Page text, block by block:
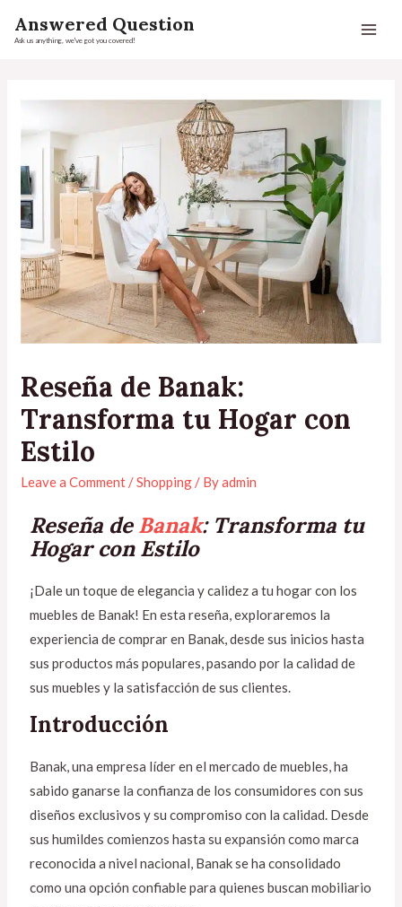
Answered Question
Ask us anything, we've got you covered!
Reseña de Banak:
Transforma tu Hogar con
Estilo
Leave a Comment /Shopping / Byadmin
Reseña deBanak: Transforma tu
Hogar con Estilo
¡Dale un toque de elegancia y calidez a tu hogar con los
muebles de Banak! En esta reseña, exploraremos la
experiencia de comprar en Banak, desde sus inicios hasta
sus productos más populares, pasando por la calidad de
sus muebles y la satisfacción de sus clientes.
Introducción
Banak, una empresa líder en el mercado de muebles, ha
sabido ganarse la confianza de los consumidores con sus
diseños exclusivos y su compromiso con la calidad. Desde
sus humildes comienzos hasta su expansión como marca
reconocida a nivel nacional, Banak se ha consolidado
como una opción confiable para quienes buscan mobiliario